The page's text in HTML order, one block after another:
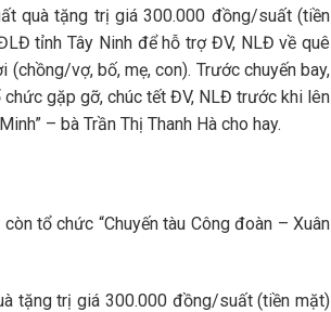
quà tặng trị giá 300.000 đồng/suất (tiền
tỉnh Tây Ninh để hỗ trợ ĐV, NLĐ về quê
vợ, bố, mẹ, con). Trước chuyến bay,
gặp gỡ, chúc tết ĐV, NLĐ trước khi lên
– bà Trần Thị Thanh Hà cho hay.
tổ chức “Chuyến tàu Công đoàn – Xuân
tặng trị giá 300.000 đồng/suất (tiền mặt)